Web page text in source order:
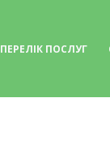
ПЕРЕЛІК ПОСЛУГ